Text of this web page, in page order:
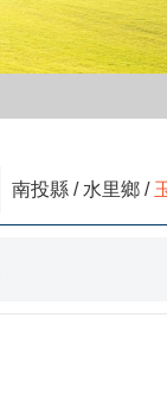
南投縣 / 水里鄉 /